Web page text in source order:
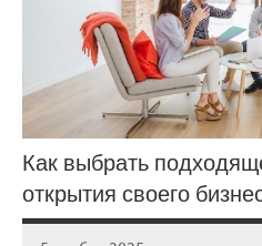
Как выбрать
открытия своего